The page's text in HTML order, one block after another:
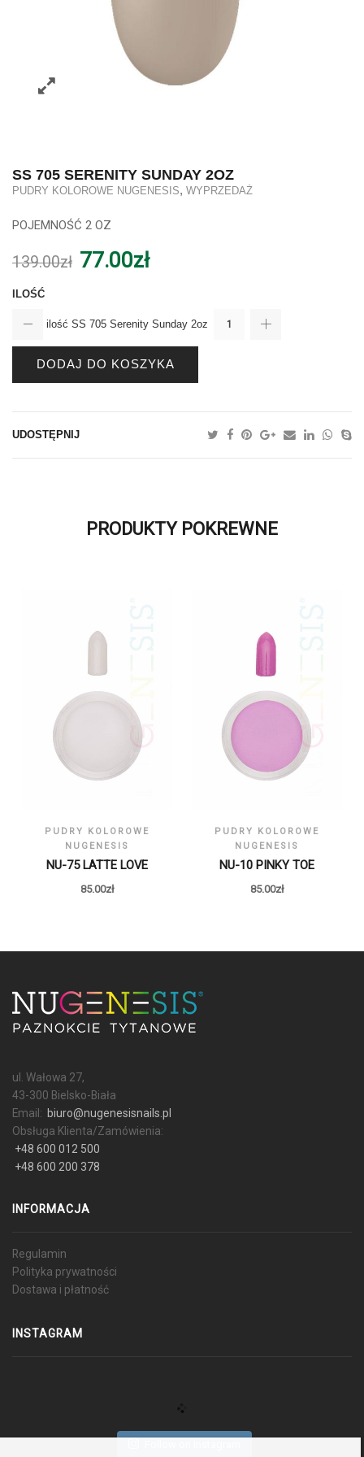
SS 705 SERENITY SUNDAY 2OZ
PUDRY KOLOROWE NUGENESIS, WYPRZEDAŻ
POJEMNOŚĆ 2 OZ
139.00zł 77.00zł
ILOŚĆ
ilość SS 705 Serenity Sunday 2oz
DODAJ DO KOSZYKA
UDOSTĘPNIJ
PRODUKTY POKREWNE
PUDRY KOLOROWE
NUGENESIS
NU-75 LATTE LOVE
85.00zł
PUDRY KOLOROWE
NUGENESIS
NU-10 PINKY TOE
85.00zł
ul. Wałowa 27,
43-300 Bielsko-Biała
Email: biuro@nugenesisnails.pl
Obsługa Klienta/Zamówienia:
+48 600 012 500
+48 600 200 378
INFORMACJA
Regulamin
Polityka prywatności
Dostawa i płatność
INSTAGRAM